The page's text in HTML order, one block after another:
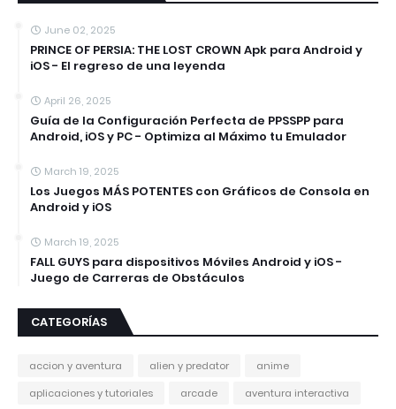
June 02, 2025
PRINCE OF PERSIA: THE LOST CROWN Apk para Android y
iOS - El regreso de una leyenda
April 26, 2025
Guía de la Configuración Perfecta de PPSSPP para
Android, iOS y PC - Optimiza al Máximo tu Emulador
March 19, 2025
Los Juegos MÁS POTENTES con Gráficos de Consola en
Android y iOS
March 19, 2025
FALL GUYS para dispositivos Móviles Android y iOS -
Juego de Carreras de Obstáculos
CATEGORÍAS
accion y aventura alien y predator
anime
aplicaciones y tutoriales
arcade
aventura interactiva